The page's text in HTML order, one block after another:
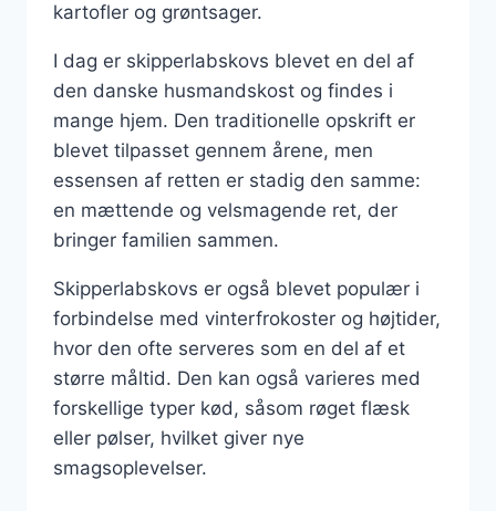
kartofler og grøntsager.
I dag er skipperlabskovs blevet en del af
den danske husmandskost og findes i
mange hjem. Den traditionelle opskrift er
blevet tilpasset gennem årene, men
essensen af retten er stadig den samme:
en mættende og velsmagende ret, der
bringer familien sammen.
Skipperlabskovs er også blevet populær i
forbindelse med vinterfrokoster og højtider,
hvor den ofte serveres som en del af et
større måltid. Den kan også varieres med
forskellige typer kød, såsom røget flæsk
eller pølser, hvilket giver nye
smagsoplevelser.